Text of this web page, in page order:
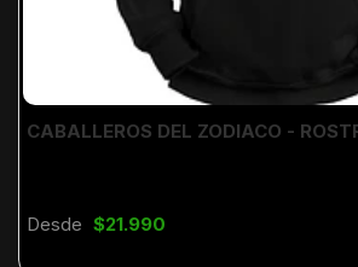
CABALLEROS DEL ZODIACO -
Desde $21.990